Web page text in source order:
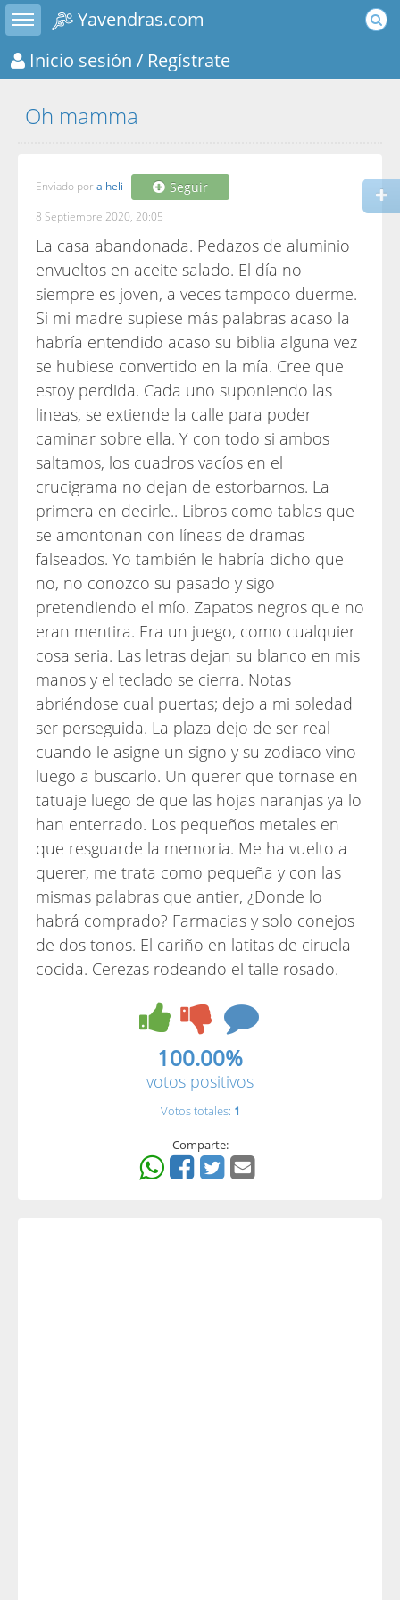
Toggle sidebar
Yavendras.com
Inicio sesión / Regístrate
Oh mamma
Enviado por alheli Seguir
8 Septiembre 2020, 20:05
La casa abandonada. Pedazos de aluminio
envueltos en aceite salado. El día no
siempre es joven, a veces tampoco duerme.
Si mi madre supiese más palabras acaso la
habría entendido acaso su biblia alguna vez
se hubiese convertido en la mía. Cree que
estoy perdida. Cada uno suponiendo las
lineas, se extiende la calle para poder
caminar sobre ella. Y con todo si ambos
saltamos, los cuadros vacíos en el
crucigrama no dejan de estorbarnos. La
primera en decirle.. Libros como tablas que
se amontonan con líneas de dramas
falseados. Yo también le habría dicho que
no, no conozco su pasado y sigo
pretendiendo el mío. Zapatos negros que no
eran mentira. Era un juego, como cualquier
cosa seria. Las letras dejan su blanco en mis
manos y el teclado se cierra. Notas
abriéndose cual puertas; dejo a mi soledad
ser perseguida. La plaza dejo de ser real
cuando le asigne un signo y su zodiaco vino
luego a buscarlo. Un querer que tornase en
tatuaje luego de que las hojas naranjas ya lo
han enterrado. Los pequeños metales en
que resguarde la memoria. Me ha vuelto a
querer, me trata como pequeña y con las
mismas palabras que antier, ¿Donde lo
habrá comprado? Farmacias y solo conejos
de dos tonos. El cariño en latitas de ciruela
cocida. Cerezas rodeando el talle rosado.
100.00%
votos positivos
Votos totales: 1
Comparte: